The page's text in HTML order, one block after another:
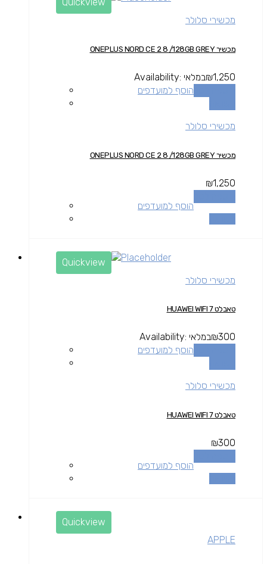
מכשירי סלולר
מכשיר ONEPLUS NORD CE 2 8 /128GB GREY
₪1,250
Availability: במלאי
הוסף למועדפים
מכשירי סלולר
מכשיר ONEPLUS NORD CE 2 8 /128GB GREY
₪1,250
הוסף למועדפים
Quickview
מכשירי סלולר
טאבלט HUAWEI WIFI 7
₪300
Availability: במלאי
הוסף למועדפים
מכשירי סלולר
טאבלט HUAWEI WIFI 7
₪300
הוסף למועדפים
Quickview
APPLE